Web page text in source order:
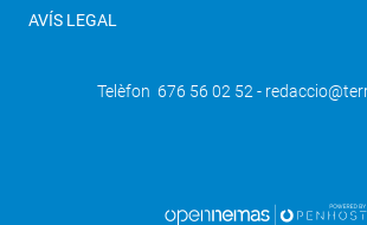
AVÍS LEGAL
Telèfon 676 56 02 52 -